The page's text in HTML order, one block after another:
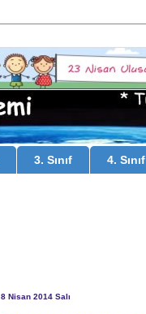
3. Sınıf 4. Sınıf
8 Nisan 2014 Salı